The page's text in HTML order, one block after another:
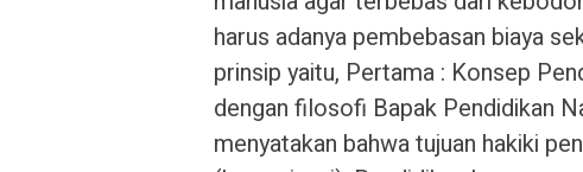
harus adanya pembebasan biaya
prinsip yaitu, Pertama : Konsep
dengan filosofi Bapak Pendidikan
menyatakan bahwa tujuan hakiki